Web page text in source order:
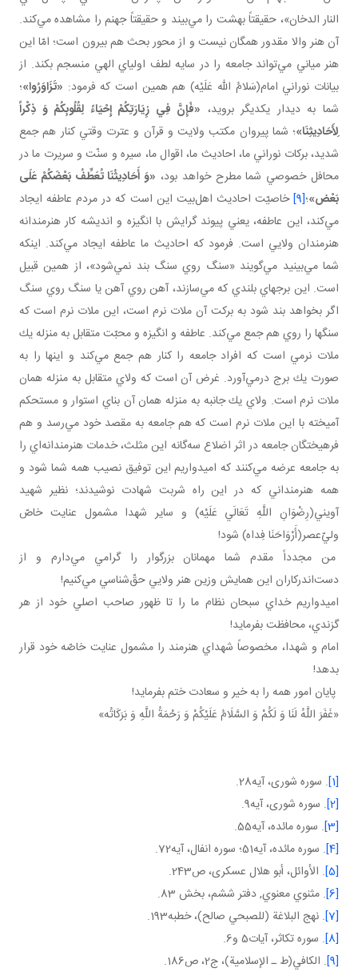
النار الدخان»، حقيقتاً بهشت را مي‌بيند و حقيقتاً جهنم را مشاهده مي‌كند.
آن هنر والا مقدور همگان نيست و از محور بحث هم بيرون است؛ امّا اين
هنر مياني مي‌تواند جامعه را در سايه لطف اولياي الهي منسجم بكند. از
بيانات نوراني امام(سَلامُ الله عَلَيْه) هم همين است كه فرمود: «تَزَاوَرُوا»؛
شما به ديدار يكديگر برويد، «فَإِنَّ فِي زِيَارَتِكُمْ إِحْيَاءً لِقُلُوبِكُمْ وَ ذِكْراً
لِأَحَادِيثِنَا‏»؛ شما پيروان مكتب ولايت و قرآن و عترت وقتي كنار هم جمع
شديد، بركات نوراني ما، احاديث ما، اقوال ما، سيره و سنّت و سريرت ما در
محافل خصوصي شما مطرح خواهد بود، «وَ أَحَادِيثُنَا تُعَطِّفُ بَعْضَكُمْ عَلَی
بَعْض»؛[9]
خاصيّت احاديث اهل‌بيت اين است كه در مردم عاطفه ايجاد
مي‌كند، اين عاطفه، يعني پيوند گرايش با انگيزه و انديشه كار هنرمندانه
هنرمندان ولايي است. فرمود كه احاديث ما عاطفه ايجاد مي‌كند. اينكه
شما مي‌بينيد مي‌گويند «سنگ روي سنگ بند نمي‌شود»، از همين قبيل
است. اين برج هاي بلندي كه مي‌سازند، آهن روي آهن يا سنگ روي سنگ
اگر بخواهد بند شود به بركت آن ملات نرم است، اين ملات نرم است كه
سنگ ها را روي هم جمع مي‌كند. عاطفه و انگيزه و محبّت متقابل به منزله يك
ملات نرمي است كه افراد جامعه را كنار هم جمع مي‌كند و اينها را به
صورت يك برج در مي‌آورد. غرض آن است كه ولاي متقابل به منزله همان
ملات نرم است. ولاي يك جانبه به منزله همان آن بناي استوار و مستحكم
آميخته با اين ملات نرم است كه هم جامعه به مقصد خود مي‌رسد و هم
فرهيختگان جامعه در اثر اضلاع سه‌گانه اين مثلث، خدمات هنرمندانه‌اي را
به جامعه عرضه مي‌كنند كه اميدواريم اين توفيق نصيب همه شما شود و
همه هنرمنداني كه در اين راه شربت شهادت نوشيدند؛ نظير شهيد
آويني(رِضْوَانِ اللَّهِ تَعَالَي عَلَيْه‏) و ساير شهدا مشمول عنايت خاصّ
وليّ‌عصر(أَرْوَاحَنَا فِداه) شود!
من مجدداً مقدم شما مهمانان بزرگوار را گرامي مي‌دارم و از
دست‌اندركاران اين همايش وزين هنر ولايي حقّ‌شناسي مي‌كنيم!
اميدواريم خداي سبحان نظام ما را تا ظهور صاحب اصلي خود از هر
گزندي، محافظت بفرمايد!
امام و شهدا، مخصوصاً شهداي هنرمند را مشمول عنايت خاصّه خود قرار
بدهد!
پايان امور همه را به خير و سعادت ختم بفرمايد!
«غَفَرَ اللَّهُ لَنَا وَ لَكُمْ وَ السَّلَامُ عَلَيْكُمْ وَ رَحْمَةُ اللَّهِ وَ بَرَكَاتُه»
[1] . سوره شوری، آيه28.
[2] . سوره شوری، آيه9.
[3]
. سوره مائده، آيه55.
[4] . سوره مائده، آيه51؛ سوره انفال، آيه72.
[5] . الأوائل، أبو هلال عسكری، ص243.
[6] . مثنوي معنوي, دفتر ششم، بخش 83.
[7] . نهج البلاغة (للصبحي صالح)، خطبه193.
[8] . سوره تکاثر، آيات5 و6.
[9] . الكافي(ط ـ الإسلامية)، ج2، ص186.